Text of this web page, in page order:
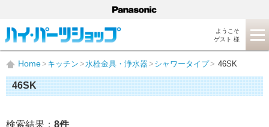
ようこそ
ゲスト 様
Home キッチン 水栓金具・浄水器 シャワータイプ 46SK
46SK
検索結果： 8件